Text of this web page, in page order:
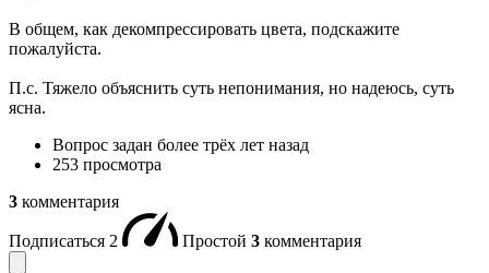
В общем, как декомпрессировать цвета, подскажите
пожалуйста.
П.с. Тяжело объяснить суть непонимания, но надеюсь, суть
ясна.
Вопрос задан более трёх лет назад
253 просмотра
3 комментария
Подписаться 2 Простой 3 комментария